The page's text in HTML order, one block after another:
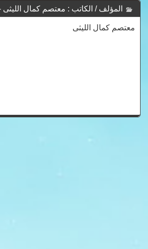
Kamal-Leithy
معتصم كمال الليثى